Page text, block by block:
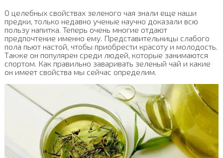
О целебных свойствах зеленого чая знали еще наши
предки, только недавно ученые научно доказали всю
пользу напитка. Теперь очень многие отдают
предпочтение именно ему. Представительницы слабого
пола пьют настой, чтобы приобрести красоту и молодость.
Также он популярен среди людей, которые занимаются
спортом. Как правильно заваривать зеленый чай и какие
он имеет свойства мы сейчас определим.